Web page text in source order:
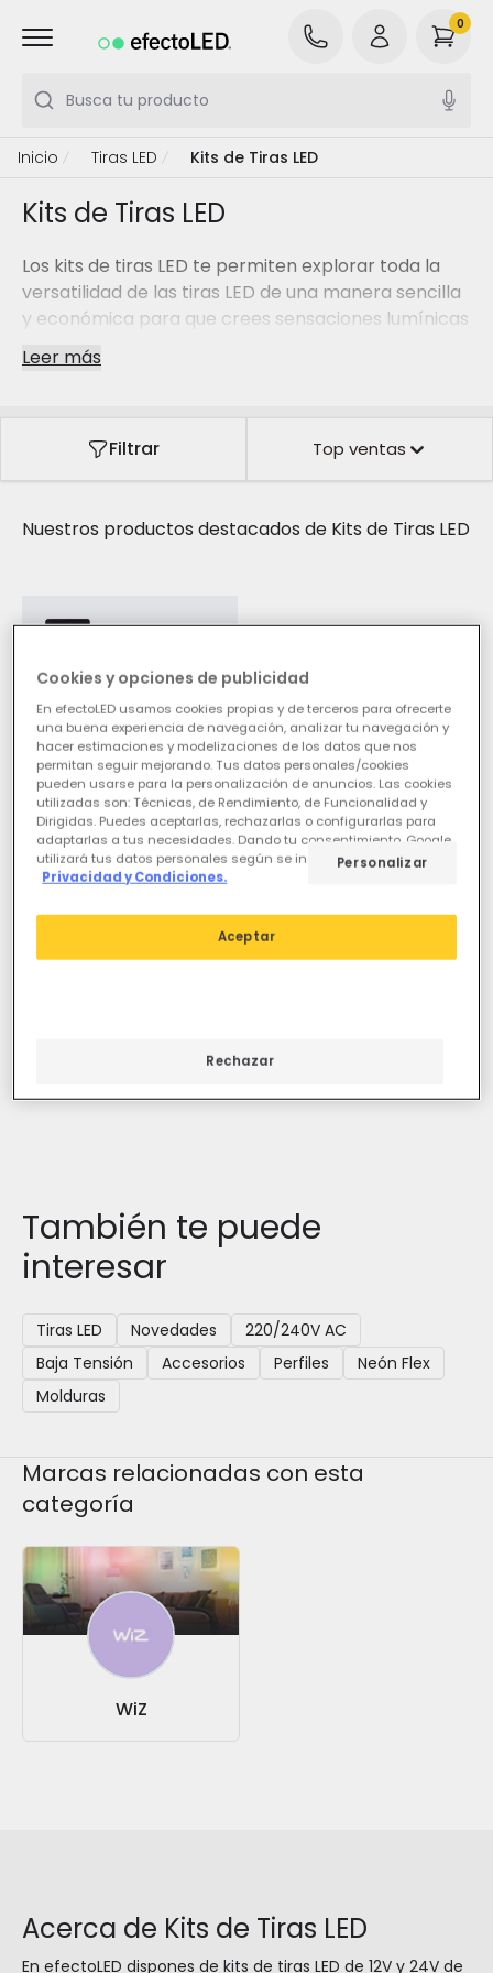
Busca tu producto
0
Inicio Tiras LED Kits de Tiras LED
Kits de Tiras LED
Los kits de tiras LED te permiten explorar toda la
versatilidad de las tiras LED de una manera sencilla
y económica para que crees sensaciones lumínicas
sorprendentes tanto en tus espacios interiores
como exteriores. Cambia la temperatura de la luz,
variados con tan solo elegir un tipo de kit concreto.
Leer más
Filtrar Top ventas
Nuestros productos destacados de Kits de Tiras LED
5,95 €
(2)
Tira LED 5V RGB 24 LED/m
2m IP20 KIT con USB para
También te puede
interesar
Tiras LED Novedades
220/240V AC
Baja Tensión
Accesorios Perfiles
Neón Flex
Molduras
Marcas relacionadas con esta
categoría
WiZ
Acerca de Kits de Tiras LED
En efectoLED dispones de kits de tiras LED de 12V y 24V de
Cookies y opciones de publicidad
En efectoLED usamos cookies propias y de terceros para ofrecerte
una buena experiencia de navegación, analizar tu navegación y
hacer estimaciones y modelizaciones de los datos que nos
permitan seguir mejorando. Tus datos personales/cookies
pueden usarse para la personalización de anuncios. Las cookies
utilizadas son: Técnicas, de Rendimiento, de Funcionalidad y
Dirigidas. Puedes aceptarlas, rechazarlas o configurarlas para
adaptarlas a tus necesidades. Dando tu consentimiento, Google
utilizará tus datos personales según se indica en su sitio de
Privacidad y Condiciones.
Rechazar
Aceptar
Personalizar